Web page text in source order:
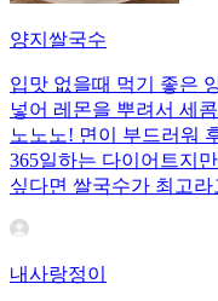
양지쌀국수
입맛 없을때 먹기 좋은
넣어 레몬을 뿌려서 세
노노노! 면이 부드러워
365일하는 다이어트지
싶다면 쌀국수가 최고
내사랑정이